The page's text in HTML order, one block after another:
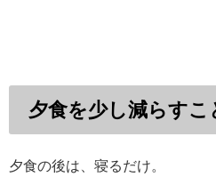
夕食を少し減らすこ
夕食の後は、寝るだけ。